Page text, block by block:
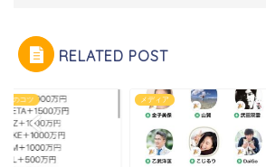
RELATED POST
スのコツ メディア